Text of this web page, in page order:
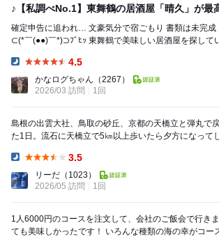
♪【私調べNo.1】東舞鶴の居酒屋「晴久」が最
確定申告に追われ… 文豪気分で宿ごもり 書類は未完成 お腹まわりは完成‪
⊂(*￣(●●)￣*)⊃ﾌﾞﾋｯ 東舞鶴で美味しい居酒屋を探している方に おすすめ
4.5
かなログちゃん （2267）
2026/03 訪問
1回
島根の出雲大社、鳥取の砂丘、京都の天橋立と弾丸で
た1日。流石に天橋立で5㎞以上歩いたら夕方になってしまっ
3.5
リーだ （1023）
2026/05 訪問
1回
1人6000円のコースを注文して、会社のご飯会で行きました！
ても美味しかったです！ いろんな種類の海の幸がコース料理に含まれて